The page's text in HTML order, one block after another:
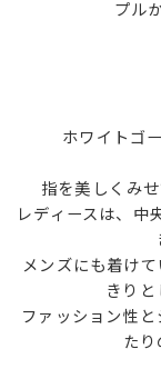
プル
ホワイトゴ
指を美しくみ
レディースは、中
メンズにも着け
きりと
ファッション性
たり